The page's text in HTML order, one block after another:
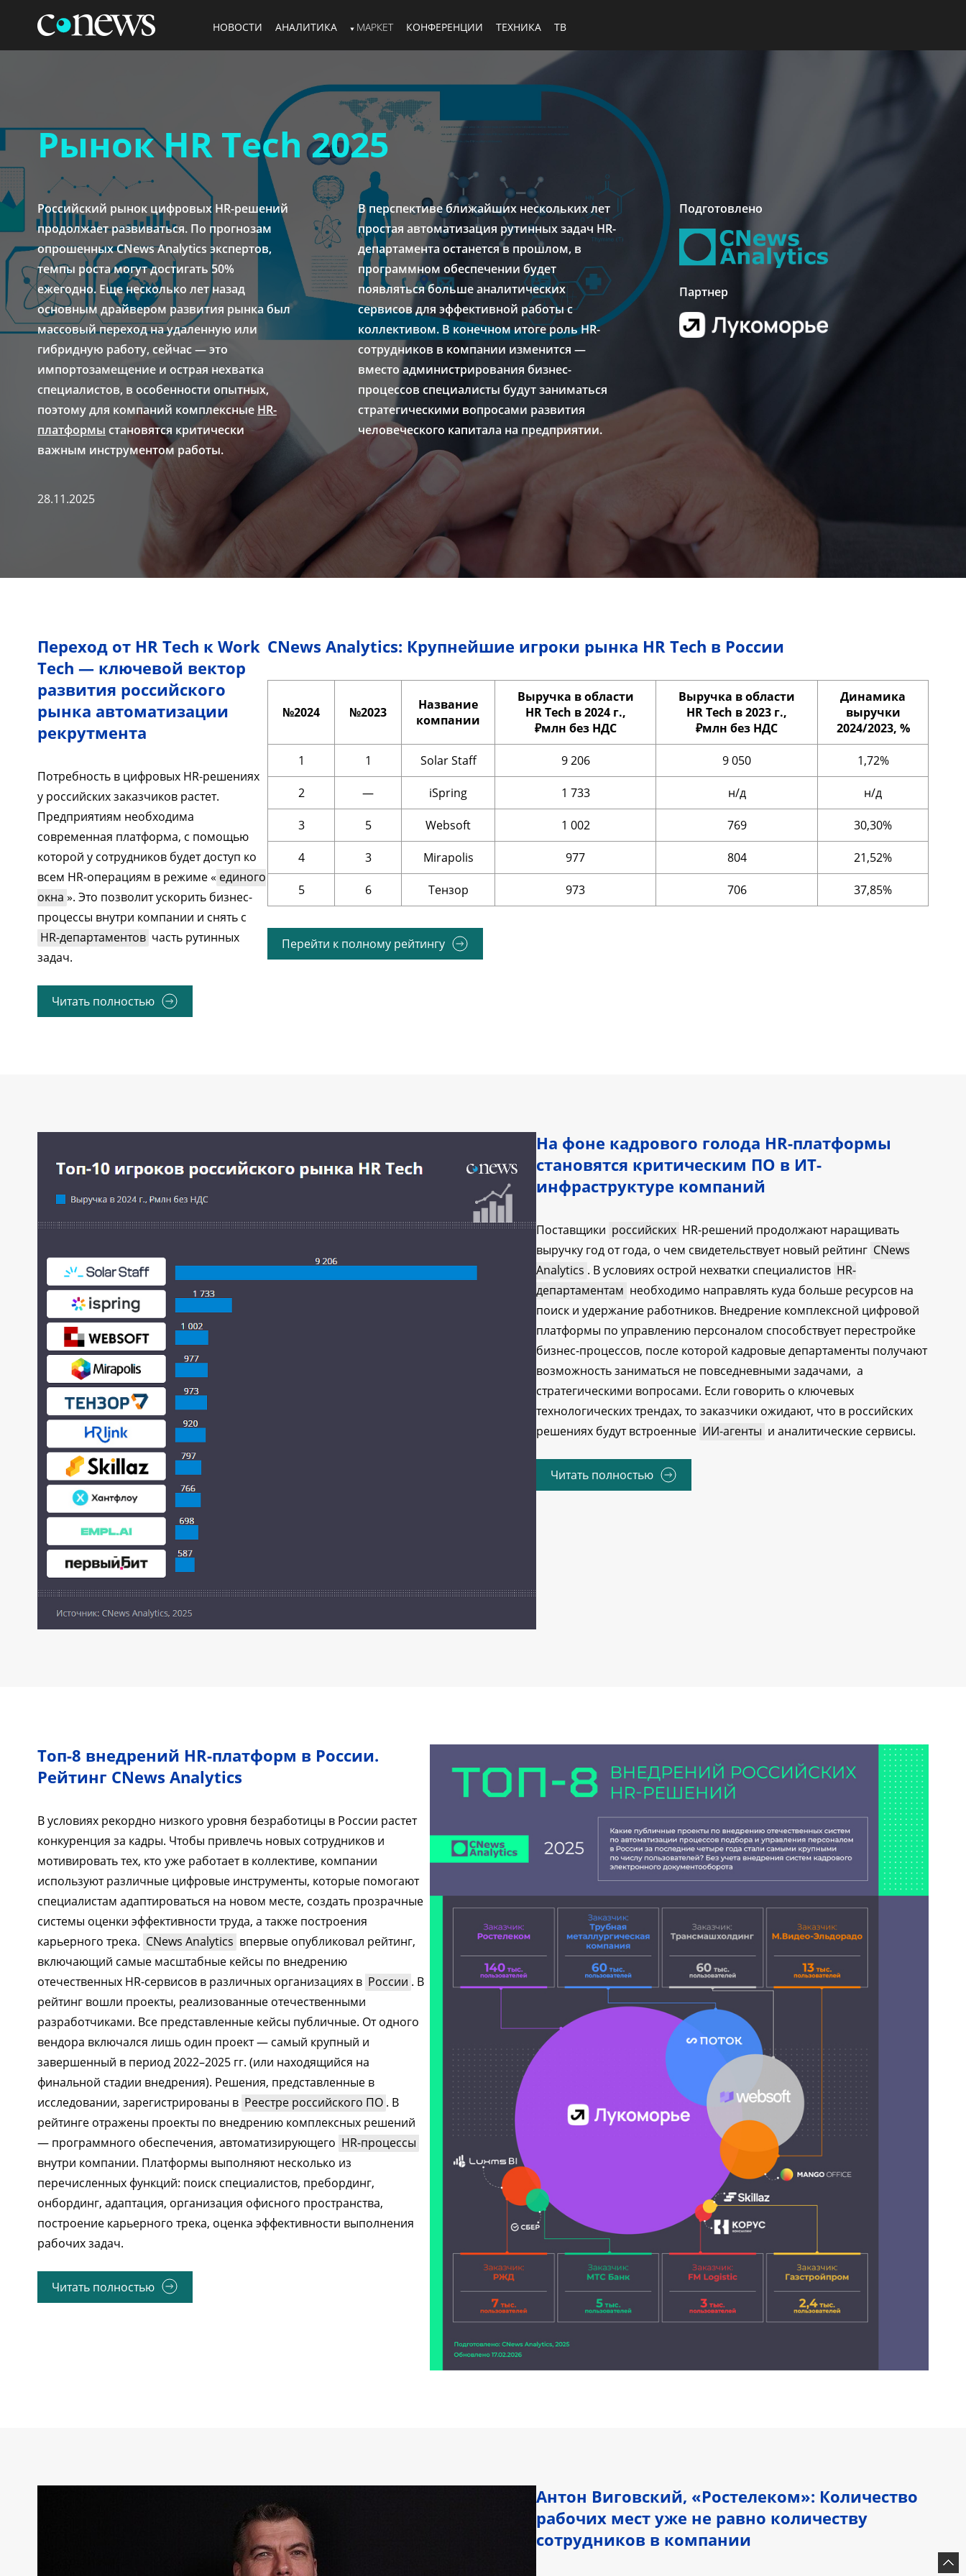
НОВОСТИ АНАЛИТИКА МАРКЕТ КОНФЕРЕНЦИИ ТЕХНИКА ТВ
Рынок HR Tech 2025
Российский рынок цифровых HR-решений
продолжает развиваться. По прогнозам
опрошенных CNews Analytics экспертов,
темпы роста могут достигать 50%
ежегодно. Еще несколько лет назад
основным драйвером развития рынка был
массовый переход на удаленную или
гибридную работу, сейчас — это
импортозамещение и острая нехватка
специалистов, в особенности опытных,
поэтому для компаний комплексные HR-
платформы становятся критически
важным инструментом работы.
В перспективе ближайших нескольких лет
простая автоматизация рутинных задач HR-
департамента останется в прошлом, в
программном обеспечении будет
появляться больше аналитических
сервисов для эффективной работы с
коллективом. В конечном итоге роль HR-
сотрудников в компании изменится —
вместо администрирования бизнес-
процессов специалисты будут заниматься
стратегическими вопросами развития
человеческого капитала на предприятии.
Подготовлено
Партнер
28.11.2025
Переход от HR Tech к Work
Tech — ключевой вектор
развития российского
рынка автоматизации
рекрутмента
Потребность в цифровых HR-решениях
у российских заказчиков растет.
Предприятиям необходима
современная платформа, с помощью
которой у сотрудников будет доступ ко
всем HR-операциям в режиме « единого
окна ». Это позволит ускорить бизнес-
процессы внутри компании и снять с
HR-департаментов часть рутинных
задач.
Читать полностью
CNews Analytics: Крупнейшие игроки рынка HR Tech в России
№2024 №2023
Название
компании
Выручка в области
HR Tech в 2024 г.,
₽млн без НДС
Выручка в области
HR Tech в 2023 г.,
₽млн без НДС
Динамика
выручки
2024/2023, %
1 1 Solar Staff 9 206 9 050 1,72%
2 — iSpring 1 733 н/д н/д
3 5 Websoft 1 002 769 30,30%
4 3 Mirapolis 977 804 21,52%
5 6 Тензор 973 706 37,85%
Перейти к полному рейтингу
На фоне кадрового голода HR-платформы
становятся критическим ПО в ИТ-
инфраструктуре компаний
Поставщики российских HR-решений продолжают наращивать
выручку год от года, о чем свидетельствует новый рейтинг CNews
Analytics . В условиях острой нехватки специалистов HR-
департаментам необходимо направлять куда больше ресурсов на
поиск и удержание работников. Внедрение комплексной цифровой
платформы по управлению персоналом способствует перестройке
бизнес-процессов, после которой кадровые департаменты получают
возможность заниматься не повседневными задачами, а
стратегическими вопросами. Если говорить о ключевых
технологических трендах, то заказчики ожидают, что в российских
решениях будут встроенные ИИ-агенты и аналитические сервисы.
Читать полностью
Топ-8 внедрений HR-платформ в России.
Рейтинг CNews Analytics
В условиях рекордно низкого уровня безработицы в России растет
конкуренция за кадры. Чтобы привлечь новых сотрудников и
мотивировать тех, кто уже работает в коллективе, компании
используют различные цифровые инструменты, которые помогают
специалистам адаптироваться на новом месте, создать прозрачные
системы оценки эффективности труда, а также построения
карьерного трека. CNews Analytics впервые опубликовал рейтинг,
включающий самые масштабные кейсы по внедрению
отечественных HR-сервисов в различных организациях в России . В
рейтинг вошли проекты, реализованные отечественными
разработчиками. Все представленные кейсы публичные. От одного
вендора включался лишь один проект — самый крупный и
завершенный в период 2022–2025 гг. (или находящийся на
финальной стадии внедрения). Решения, представленные в
исследовании, зарегистрированы в Реестре российского ПО . В
рейтинге отражены проекты по внедрению комплексных решений
— программного обеспечения, автоматизирующего HR-процессы
внутри компании. Платформы выполняют несколько из
перечисленных функций: поиск специалистов, пребординг,
онбординг, адаптация, организация офисного пространства,
построение карьерного трека, оценка эффективности выполнения
рабочих задач.
Читать полностью
Антон Виговский, «Ростелеком»: Количество
рабочих мест уже не равно количеству
сотрудников в компании